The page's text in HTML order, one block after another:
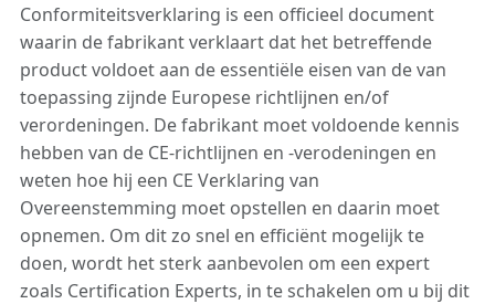
Conformiteitsverklaring is een officieel document
waarin de fabrikant verklaart dat het betreffende
product voldoet aan de essentiële eisen van de van
toepassing zijnde Europese richtlijnen en/of
verordeningen. De fabrikant moet voldoende kennis
hebben van de CE-richtlijnen en -verodeningen en
weten hoe hij een CE Verklaring van
Overeenstemming moet opstellen en daarin moet
opnemen. Om dit zo snel en efficiënt mogelijk te
doen, wordt het sterk aanbevolen om een expert
zoals Certification Experts, in te schakelen om u bij dit